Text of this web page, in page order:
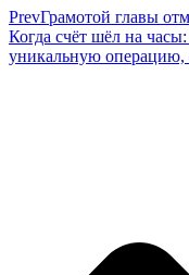
PrevГрамотой главы
Когда счёт шёл на
уникальную операцию,